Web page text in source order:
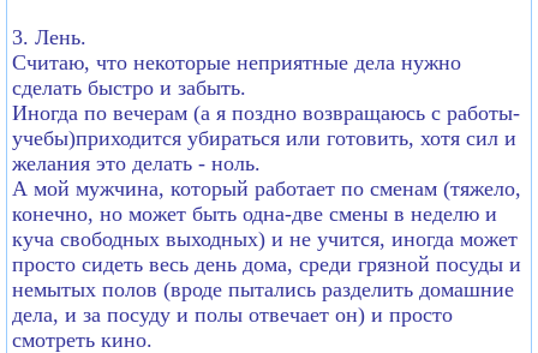
3. Лень.
Считаю, что некоторые неприятные дела нужно
сделать быстро и забыть.
Иногда по вечерам (а я поздно возвращаюсь с работы-
учебы)приходится убираться или готовить, хотя сил и
желания это делать - ноль.
А мой мужчина, который работает по сменам (тяжело,
конечно, но может быть одна-две смены в неделю и
куча свободных выходных) и не учится, иногда может
просто сидеть весь день дома, среди грязной посуды и
немытых полов (вроде пытались разделить домашние
дела, и за посуду и полы отвечает он) и просто
смотреть кино.